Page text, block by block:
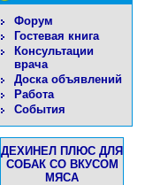
Форум
Гостевая книга
Консультации
врача
Доска объявлений
Работа
События
ДЕХИНЕЛ ПЛЮС ДЛЯ
СОБАК СО ВКУСОМ
МЯСА